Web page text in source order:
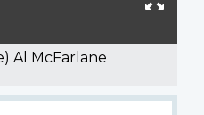
Al McFarlane